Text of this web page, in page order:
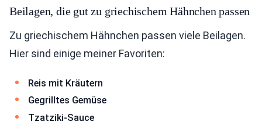
Beilagen, die gut zu griechischem Hähnchen passen
Zu griechischem Hähnchen passen viele Beilagen.
Hier sind einige meiner Favoriten:
Reis mit Kräutern
Gegrilltes Gemüse
Tzatziki-Sauce